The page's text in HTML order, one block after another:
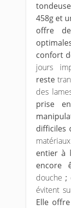
458g et
offre
confort
jours
reste
des
prise
difficiles
entier à
encore
douche ;
évitent
Elle